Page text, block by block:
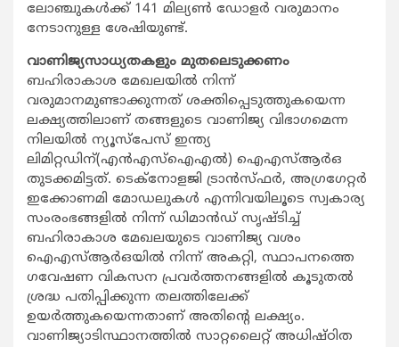
ലോഞ്ചുകള്‍ക്ക് 141 മില്യണ്‍ ഡോളര്‍ വരുമാനം
നേടാനുള്ള ശേഷിയുണ്ട്.
വാണിജ്യസാധ്യതകളും മുതലെടുക്കണം
ബഹിരാകാശ മേഖലയില്‍ നിന്ന്
വരുമാനമുണ്ടാക്കുന്നത് ശക്തിപ്പെടുത്തുകയെന്ന
ലക്ഷ്യത്തിലാണ് തങ്ങളുടെ വാണിജ്യ വിഭാഗമെന്ന
നിലയില്‍ ന്യൂസ്‌പേസ് ഇന്ത്യ
ലിമിറ്റഡിന്(എന്‍എസ്‌ഐഎല്‍) ഐഎസ്ആര്‍ഒ
തുടക്കമിട്ടത്. ടെക്നോളജി ട്രാന്‍സ്ഫര്‍, അഗ്രഗേറ്റര്‍
ഇക്കോണമി മോഡലുകള്‍ എന്നിവയിലൂടെ സ്വകാര്യ
സംരംഭങ്ങളില്‍ നിന്ന് ഡിമാന്‍ഡ് സൃഷ്ടിച്ച്
ബഹിരാകാശ മേഖലയുടെ വാണിജ്യ വശം
ഐഎസ്ആര്‍ഒയില്‍ നിന്ന് അകറ്റി, സ്ഥാപനത്തെ
ഗവേഷണ വികസന പ്രവര്‍ത്തനങ്ങളില്‍ കൂടുതല്‍
ശ്രദ്ധ പതിപ്പിക്കുന്ന തലത്തിലേക്ക്
ഉയര്‍ത്തുകയെന്നതാണ് അതിന്റെ ലക്ഷ്യം.
വാണിജ്യാടിസ്ഥാനത്തില്‍ സാറ്റലൈറ്റ് അധിഷ്ഠിത